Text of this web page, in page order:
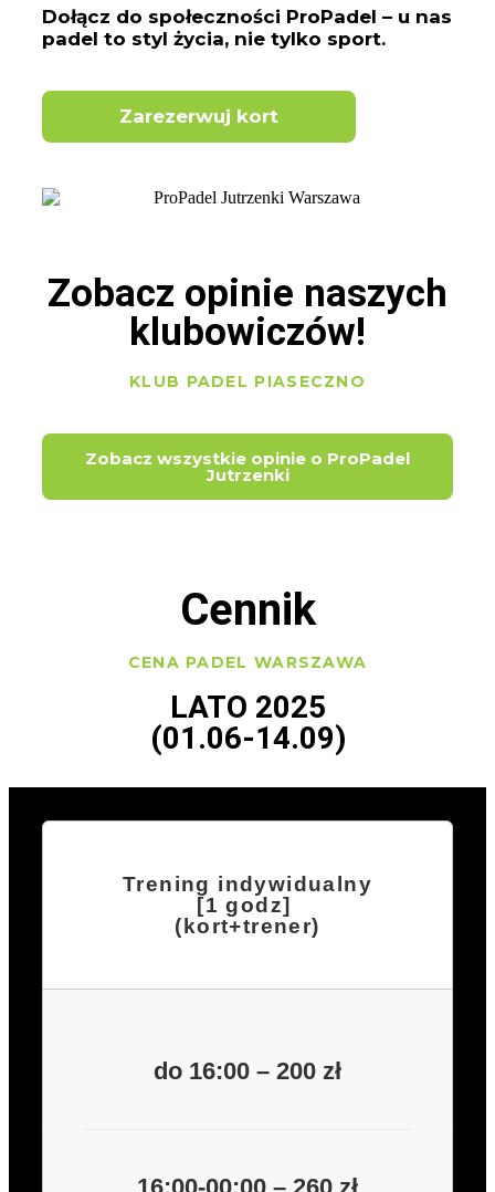
Dołącz do społeczności ProPadel – u nas
padel to styl życia, nie tylko sport.
Zarezerwuj kort
Zobacz opinie naszych
klubowiczów!
KLUB PADEL PIASECZNO
Zobacz wszystkie opinie o ProPadel
Jutrzenki
Cennik
CENA PADEL WARSZAWA
LATO 2025
(01.06-14.09)
Trening indywidualny
[1 godz]
(kort+trener)
do 16:00 – 200 zł